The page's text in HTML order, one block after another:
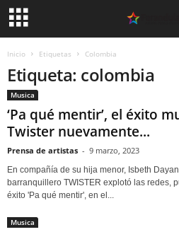
Inicio Etiquetas Colombia
Etiqueta: colombia
Musica
‘Pa qué mentir’, el éxito
Twister nuevamente...
Prensa de artistas - 9 marzo, 2023
En compañía de su hija menor, Isbeth
barranquillero TWISTER explotó las redes,
éxito 'Pa qué mentir', en el...
Musica